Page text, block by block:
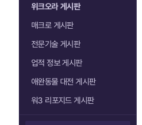
위크오라 게시판
매크로 게시판
전문기술 게시판
업적 정보 게시판
애완동물 대전 게시판
워3 리포지드 게시판